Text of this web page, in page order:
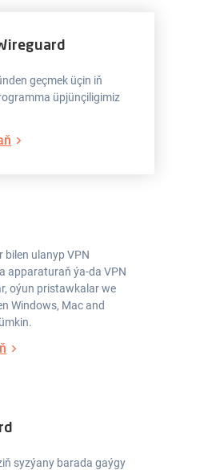
geçmek üçin iň
üpjünçiligimiz
bilen ulanyp VPN
apparaturaň ýa-da VPN
oýun pristawkalar we
Windows, Mac and
syzýany barada gaýgy